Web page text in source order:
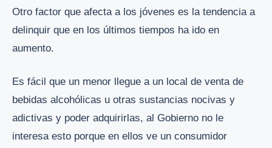
Otro factor que afecta a los jóvenes es la tendencia a
delinquir que en los últimos tiempos ha ido en
aumento.
Es fácil que un menor llegue a un local de venta de
bebidas alcohólicas u otras sustancias nocivas y
adictivas y poder adquirirlas, al Gobierno no le
interesa esto porque en ellos ve un consumidor